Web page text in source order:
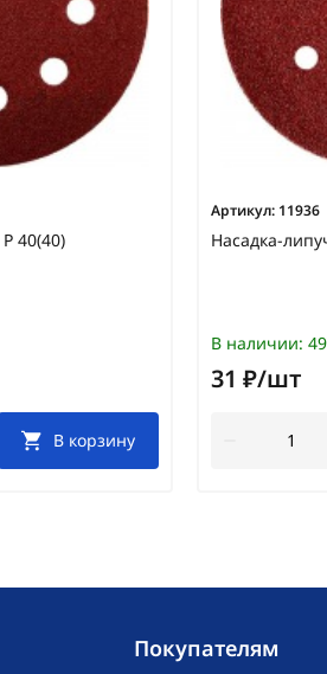
40(40)
В корзину
Артикул: 11936
Насадка-
В наличии:
31 ₽/шт
Покупателям